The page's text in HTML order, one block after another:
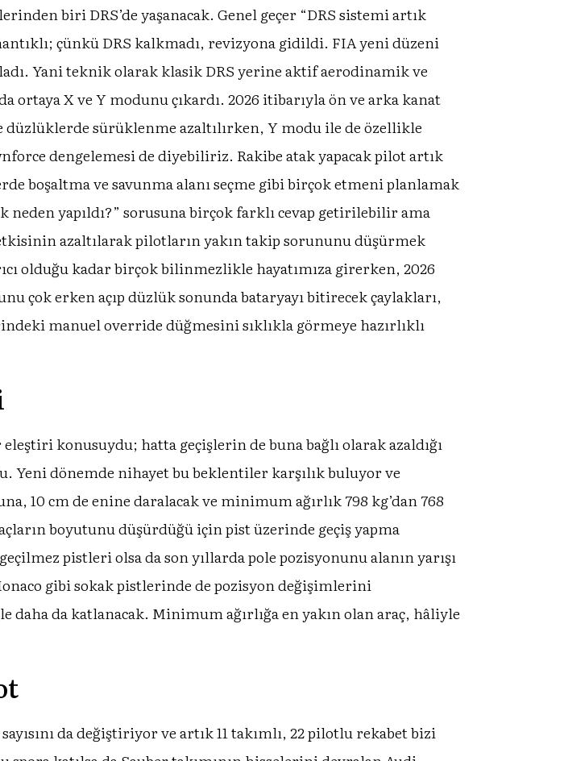
biri DRS’de yaşanacak. Genel geçer “DRS sistemi artık
çünkü DRS kalkmadı, revizyona gidildi. FIA yeni düzeni
Yani teknik olarak klasik DRS yerine aktif aerodinamik ve
X ve Y modunu çıkardı. 2026 itibarıyla ön ve arka kanat
sürüklenme azaltılırken, Y modu ile de özellikle
dengelemesi de diyebiliriz. Rakibe atak yapacak pilot artık
boşaltma ve savunma alanı seçme gibi birçok etmeni planlamak
yapıldı?” sorusuna birçok farklı cevap getirilebilir ama
azaltılarak pilotların yakın takip sorununu düşürmek
olduğu kadar birçok bilinmezlikle hayatımıza girerken, 2026
çok erken açıp düzlük sonunda bataryayı bitirecek çaylakları,
manuel override düğmesini sıklıkla görmeye hazırlıklı
konusuydu; hatta geçişlerin de buna bağlı olarak azaldığı
dönemde nihayet bu beklentiler karşılık buluyor ve
10 cm de enine daralacak ve minimum ağırlık 798 kg’dan 768
boyutunu düşürdüğü için pist üzerinde geçiş yapma
pistleri olsa da son yıllarda pole pozisyonunu alanın yarışı
gibi sokak pistlerinde de pozisyon değişimlerini
da katlanacak. Minimum ağırlığa en yakın olan araç, hâliyle
da değiştiriyor ve artık 11 takımlı, 22 pilotlu rekabet bizi